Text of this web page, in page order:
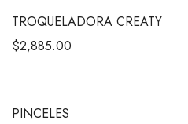
TROQUELADORA CREATY
$2,885.00
PINCELES